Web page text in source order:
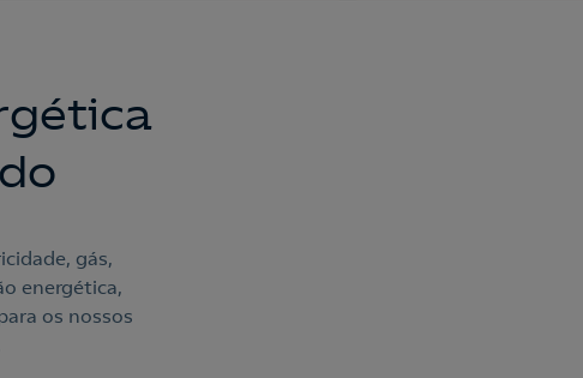
gás,
energética,
os nossos